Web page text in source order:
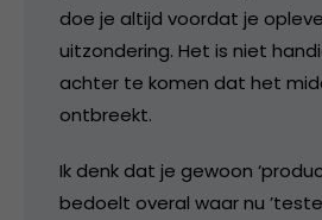
doe je altijd voordat je
uitzondering. Het is niet
achter te komen dat het
ontbreekt.
Ik denk dat je gewoon
bedoelt overal waar nu